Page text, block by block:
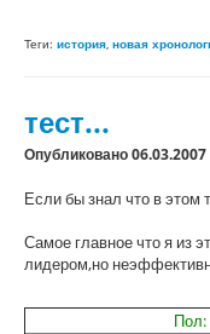
Теги: история, новая
тест...
Опубликовано 06.03.2007
Если бы знал что в этом
Самое главное что я из
лидером,но